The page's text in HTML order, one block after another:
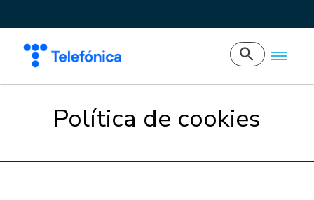
Política de cookies